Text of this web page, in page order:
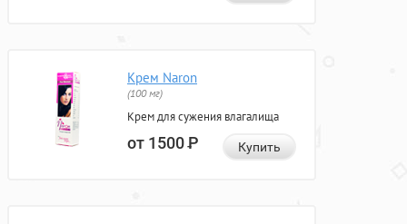
Крем Naron
(100 мг)
Крем для сужения влагалища
от 1500Р Купить